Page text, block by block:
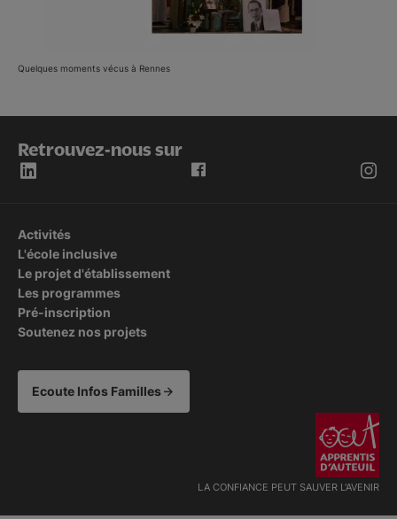
Quelques moments vécus à Rennes
Retrouvez-nous sur
Activités
L'école inclusive
Le projet d'établissement
Les programmes
Pré-inscription
Soutenez nos projets
Ecoute Infos Familles
LA CONFIANCE PEUT SAUVER L'AVENIR